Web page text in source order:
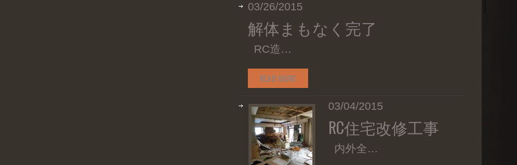
03/26/2015
解体まもなく完了
RC造…
READ MORE
03/04/2015
RC住宅改修工事
内外全…